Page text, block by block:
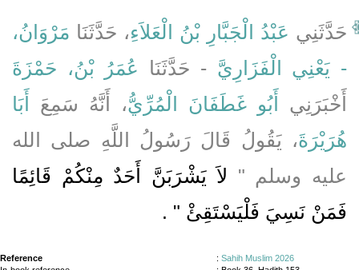
حَدَّثَنِي عَبْدُ الْجَبَّارِ بْنُ الْعَلاَءِ، حَدَّثَنَا مَرْوَانُ،
- يَعْنِي الْفَزَارِيَّ - حَدَّثَنَا عُمَرُ بْنُ، حَمْزَةَ
أَخْبَرَنِي
أَبُو غَطَفَانَ الْمُرِّيُّ، أَنَّهُ سَمِعَ
أَبَا
هُرَيْرَةَ، يَقُولُ قَالَ رَسُولُ اللَّهِ صلى الله
عليه وسلم ‏"‏ لاَ يَشْرَبَنَّ أَحَدٌ مِنْكُمْ قَائِمًا
فَمَنْ نَسِيَ فَلْيَسْتَقِئْ ‏" ‏ ‏.‏
Reference : Sahih Muslim 2026